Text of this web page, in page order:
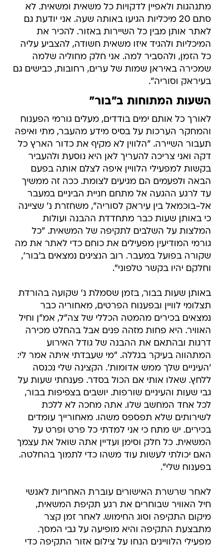
מתנהגות ולאפיין לדקויות כל משאית ומשאית. לא
סתם 20 מיכליות הגיעו באותה שעה. אני יודעת גם
לאתר אותן מבין כל השיירות באזור. להכיר את
המיכליות ולהגיד איזו משאית חשודה, להצביע עליה
כל הזמן, ולהסביר למה. אני חלק מחוליה שלמה
שמכירה באיראן שמות של ערים, רחובות, כבישים גם
בעיראק וסוריה".
השעות המתוחות ב"בור"
לאורך כל אותם ימים בודדים, מעלים גורמי הפענוח
והמחקר הערכות על בסיס מידע מהעבר, מתי ואיפה
תעבור השיירה. "הלווין לא מקיף את כדור הארץ כל
דקה ואני צריכה להעריך לאן היא נוסעת ולהעביר
בקשות למפעילי הלוויין איפה לצלם אותה בפעם
הבאה ולפעמים הם מגיעים לצומת. ככה זה ממשיך
עד לרגע ההגעה אל מתחם חניית הביניים במעבר
אל-בוכמאל בין עיראק לסוריה", משחזרת נ' שציינה
כי באותן שעות כבר מתחדדת ההבנה ועולות
המלצות על השלבים לתקיפה של המשאית. "כל
גורמי המודיעין מפעילים את כוחם כדי לאתר את מה
שקורה בפועל במעבר. רוב הנציגים נמצאים ב'בור',
וחלקם יהיו בקשר טלפוני".
באותן שעות בבור, בזמן שסמלת נ' שקועה בהורדת
תצלומי לוויין ובפענוח הפרטים, מאחוריה כבר
נמצאים בכירים מהמטה הכללי של צה"ל, אמ"ן וחיל
האוויר. היא פחות מזהה פנים אבל בהחלט מכירה
דרגות ובהתאם את ההבנה של גודל האירוע
המתהווה בעיקר בגללה. "מי שעבדתי איתה אמר לי:
'העיניים שלך ממש אדומות'. הקצינה שלי נכנסה
ללחץ. שאלו אותי אם הכול בסדר. פענחתי שעות על
גבי שעות והעיניים שורפות. יושבים בצפיפות בבור,
לכל אחד המחשב שלו. אתה מחכה לא ללכת
לשירותים שלא תפספס משהו. מאחורייך עומדים
בכירים. יש מתח כי אני למדתי כל פרט ופרט על
המשאית. כל חלק וסימן ועדיין אתה שואל את עצמך
האם יכולתי לעשות עוד משהו כדי לתמוך בהחלטה.
בפענוח שלי".
לאחר שרשרת האישורים עוברת האחריות לאנשי
חיל האוויר שבוחרים את רגע תקיפת המשאית,
מיקום התקיפה וסוג החימוש. לאחר זמן קצר
מתבצעת התקיפה והיא מופיעה על גבי המסך.
מפעילי הלוויינים הנחו על צילום אזור התקיפה כדי